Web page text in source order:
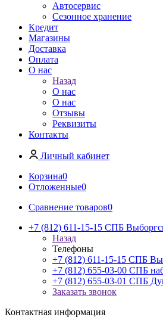
Автосервис
Сезонное хранение
Кредит
Магазины
Доставка
Оплата
О нас
Назад
О нас
О нас
Отзывы
Реквизиты
Контакты
Личный кабинет
Корзина0
Отложенные0
Сравнение товаров0
+7 (812) 611-15-15 СПБ
Назад
Телефоны
+7 (812) 611-15-15 СПБ
+7 (812) 655-03-00 СПБ
+7 (812) 655-03-01 СПБ
Заказать звонок
Контактная информация